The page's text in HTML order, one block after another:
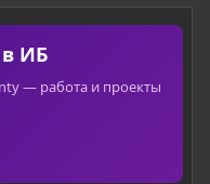
ИБ
— работа и проекты